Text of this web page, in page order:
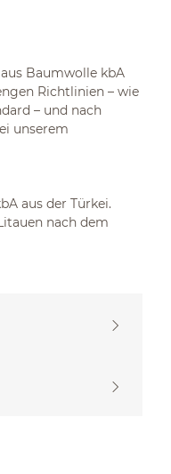
Baumwolle kbA
Richtlinien – wie
– und nach
unserem
aus der Türkei.
nach dem